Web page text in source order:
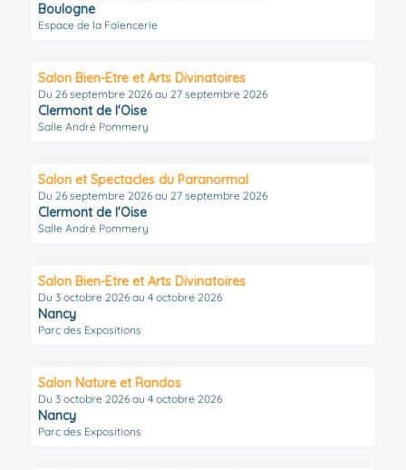
Boulogne
Espace de la Faïencerie
Salon Bien-Etre et Arts Divinatoires
Du 26 septembre 2026 au 27 septembre 2026
Clermont de l'Oise
Salle André Pommery
Salon et Spectacles du Paranormal
Du 26 septembre 2026 au 27 septembre 2026
Clermont de l'Oise
Salle André Pommery
Salon Bien-Etre et Arts Divinatoires
Du 3 octobre 2026 au 4 octobre 2026
Nancy
Parc des Expositions
Salon Nature et Randos
Du 3 octobre 2026 au 4 octobre 2026
Nancy
Parc des Expositions